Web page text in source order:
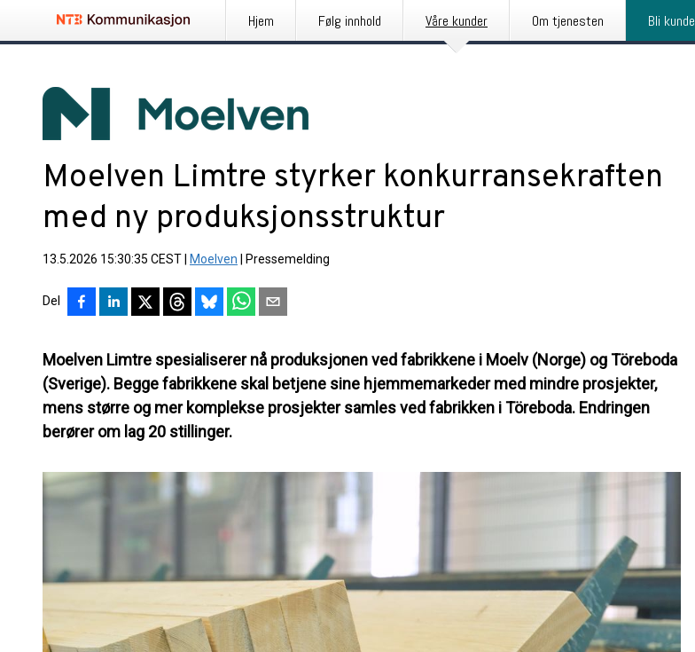
Hjem Følg innhold Våre kunder Om tjenesten Bli kunde
Moelven Limtre styrker konkurransekraften
med ny produksjonsstruktur
13.5.2026 15:30:35 CEST Moelven Pressemelding
Del
Moelven Limtre spesialiserer nå produksjonen ved fabrikkene i Moelv (Norge) og Töreboda
(Sverige). Begge fabrikkene skal betjene sine hjemmemarkeder med mindre prosjekter,
mens større og mer komplekse prosjekter samles ved fabrikken i Töreboda. Endringen
berører om lag 20 stillinger.